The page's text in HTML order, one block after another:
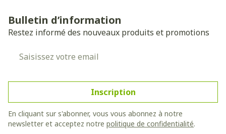
Bulletin d’information
Restez informé des nouveaux produits et promotions
Inscription
En cliquant sur s'abonner, vous vous abonnez à notre
newsletter et acceptez notre politique de confidentialité.